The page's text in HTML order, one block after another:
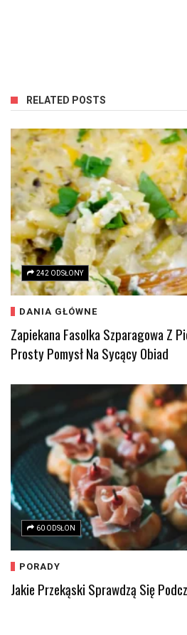
RELATED POSTS
242 ODSŁONY
DANIA GŁÓWNE
Zapiekana Fasolka Szparagowa Z
Prosty Pomysł Na Sycący Obiad
60 ODSŁON
PORADY
Jakie Przekąski Sprawdzą Się